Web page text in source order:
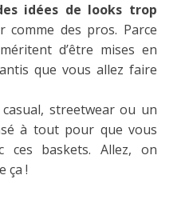
idées de looks trop
comme des pros. Parce
d’être mises en
que vous allez faire
streetwear ou un
à tout pour que vous
ces baskets. Allez, on
ça !